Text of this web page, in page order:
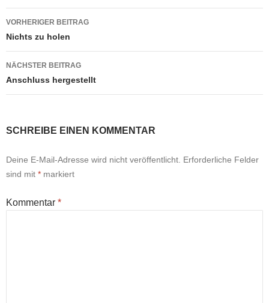
Beitragsnavigation
VORHERIGER BEITRAG
Nichts zu holen
NÄCHSTER BEITRAG
Anschluss hergestellt
SCHREIBE EINEN KOMMENTAR
Deine E-Mail-Adresse wird nicht veröffentlicht. Erforderliche Felder
sind mit * markiert
Kommentar *